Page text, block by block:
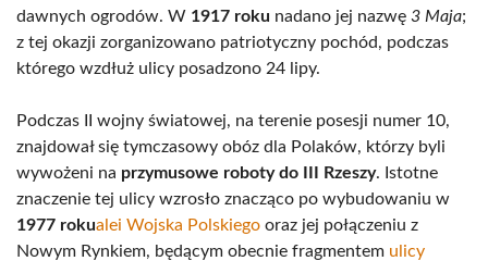
dawnych ogrodów. W 1917 roku nadano jej nazwę 3 Maja;
z tej okazji zorganizowano patriotyczny pochód, podczas
którego wzdłuż ulicy posadzono 24 lipy.
Podczas II wojny światowej, na terenie posesji numer 10,
znajdował się tymczasowy obóz dla Polaków, którzy byli
wywożeni na przymusowe roboty do III Rzeszy. Istotne
znaczenie tej ulicy wzrosło znacząco po wybudowaniu w
1977 rokualei Wojska Polskiego oraz jej połączeniu z
Nowym Rynkiem, będącym obecnie fragmentem ulicy